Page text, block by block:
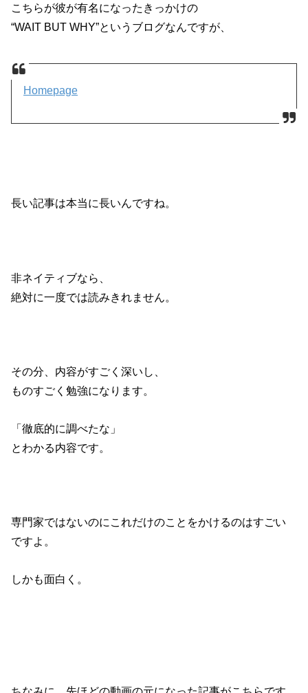
こちらが彼が有名になったきっかけの
“WAIT BUT WHY”というブログなんですが、
Homepage
長い記事は本当に長いんですね。
非ネイティブなら、
絶対に一度では読みきれません。
その分、内容がすごく深いし、
ものすごく勉強になります。
「徹底的に調べたな」
とわかる内容です。
専門家ではないのにこれだけのことをかけるのはすごい
ですよ。
しかも面白く。